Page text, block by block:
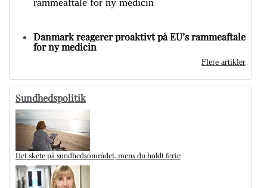
Danmark reagerer proaktivt på EU’s rammeaftale
for ny medicin
Flere artikler
Sundhedspolitik
Det skete på sundhedsområdet, mens du holdt ferie